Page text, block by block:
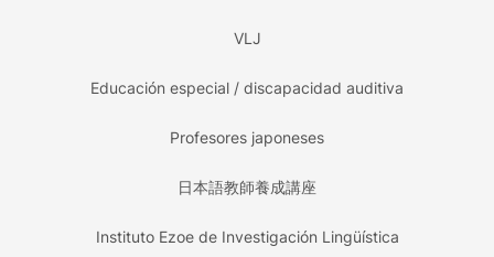
VLJ
Educación especial / discapacidad auditiva
Profesores japoneses
日本語教師養成講座
Instituto Ezoe de Investigación Lingüística